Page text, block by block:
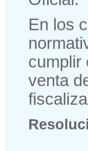
En los
cumplir
venta